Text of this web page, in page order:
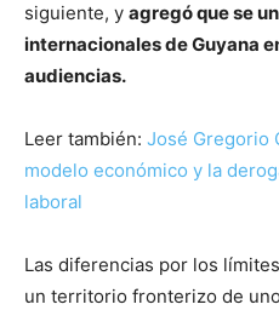
siguiente, y agregó que se
internacionales de Guyana
audiencias.
Leer también: José Gregorio
modelo económico y la
laboral
Las diferencias por los
un territorio fronterizo de